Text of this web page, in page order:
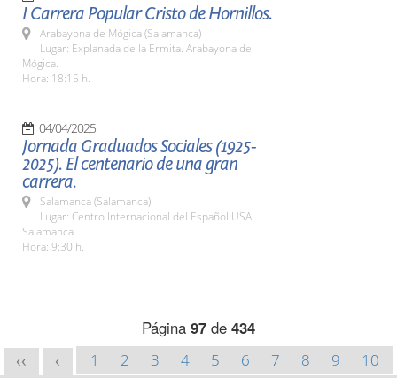
I Carrera Popular Cristo de Hornillos.
Arabayona de Mógica (Salamanca)
Lugar: Explanada de la Ermita. Arabayona de
Mógica.
Hora: 18:15 h.
04/04/2025
Jornada Graduados Sociales (1925-
2025). El centenario de una gran
carrera.
Salamanca (Salamanca)
Lugar: Centro Internacional del Español USAL.
Salamanca
Hora: 9:30 h.
Página 97 de 434
<< < 1 2 3 4 5 6 7 8 9
10